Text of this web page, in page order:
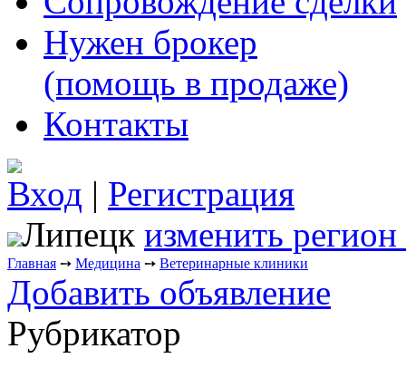
Нужен брокер
(помощь в продаже)
Контакты
Вход | Регистрация
Липецк изменить регион
Главная ➙ Медицина ➙ Ветеринарные клиники
Добавить объявление
Рубрикатор